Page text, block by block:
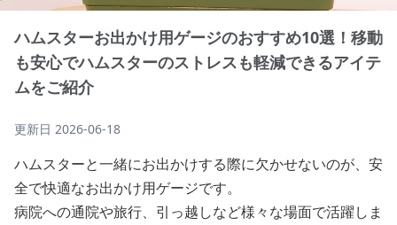
ハムスターお出かけ用ゲージのおすすめ10選！移動
も安心でハムスターのストレスも軽減できるアイテ
ムをご紹介
更新日 2026-06-18
ハムスターと一緒にお出かけする際に欠かせないのが、安
全で快適なお出かけ用ゲージです。
病院への通院や旅行、引っ越しなど様々な場面で活躍しま